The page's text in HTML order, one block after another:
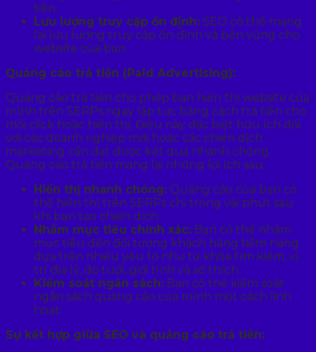
tiền.
Lưu lượng truy cập ổn định: SEO có thể mang
lại lưu lượng truy cập ổn định và bền vững cho
website của bạn.
Quảng cáo trả tiền (Paid Advertising):
Quảng cáo trả tiền cho phép bạn hiển thị website của
mình trên SERPs ngay lập tức bằng cách trả tiền cho
mỗi click hoặc hiển thị. Điều này đặc biệt hữu ích đối
với các doanh nghiệp mới hoặc các chiến dịch
marketing cần đạt được kết quả nhanh chóng.
Quảng cáo trả tiền mang lại những lợi ích sau:
Hiển thị nhanh chóng: Quảng cáo của bạn có
thể hiển thị trên SERPs chỉ trong vài phút sau
khi bạn tạo chiến dịch.
Nhắm mục tiêu chính xác: Bạn có thể nhắm
mục tiêu đến đối tượng khách hàng tiềm năng
dựa trên nhiều yếu tố như từ khóa tìm kiếm, vị
trí địa lý, độ tuổi, giới tính và sở thích.
Kiểm soát ngân sách: Bạn có thể kiểm soát
ngân sách quảng cáo của mình một cách linh
hoạt.
Sự kết hợp giữa SEO và quảng cáo trả tiền: